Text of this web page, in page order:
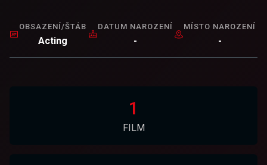
OBSAZENÍ/ŠTÁB
Acting
DATUM NAROZENÍ
-
MÍSTO NAROZENÍ
-
1
FILM